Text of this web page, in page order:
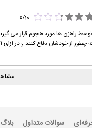
0/10
چطور از خودشان دفاع کنند و در
سوالات متداول بلاگ